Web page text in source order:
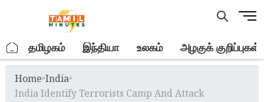
M
u
. தமிழகம் இந்தியா உலகம் அழகுக் குறிப்புகள்
Home»India»
India Identify Terrorists Camp And Attack